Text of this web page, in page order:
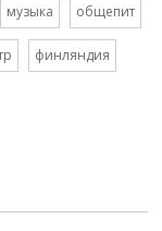
музыка общепит
финляндия